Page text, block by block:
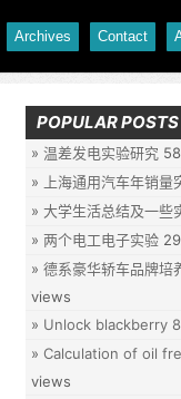
Archives Contact
POPULAR POSTS
温差发电实验研究
上海通用汽车年销量
大学生活总结及一些
两个电工电子实验
德系豪华轿车品牌培
views
Unlock blackberry
Calculation of oil
views